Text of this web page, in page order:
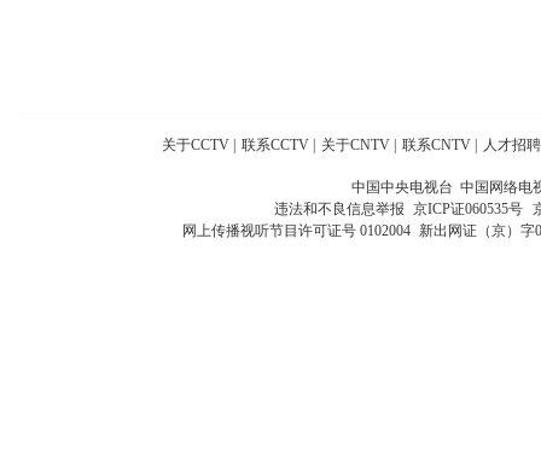
关于CCTV 联系CCTV 关于CNTV 联系CNTV 人才招聘
中国中央电视台 中国网络电
违法和不良信息举报 京ICP证060535号
网上传播视听节目许可证号 0102004 新出网证（京）